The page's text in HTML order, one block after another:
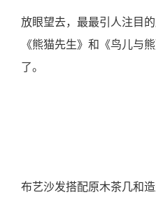
放眼望去，最最引人注目
《熊猫先生》和《鸟儿与
了。
布艺沙发搭配原木茶几和